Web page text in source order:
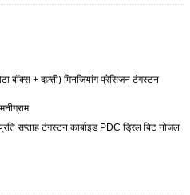
बॉक्स + दफ़्ती) मिनजियांग प्रेसिजन टंगस्टन
सप्ताह टंगस्टन कार्बाइड PDC ड्रिल बिट नोजल